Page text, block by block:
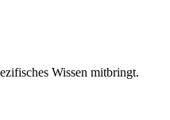
Wissen mitbringt.